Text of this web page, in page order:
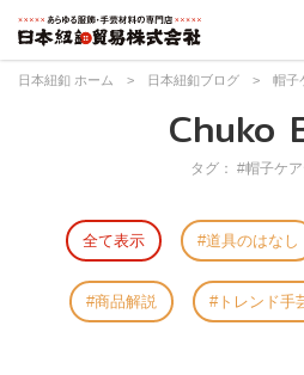
日本紐釦 ホーム > 日本紐釦ブログ > 帽子
Chuko
タグ： #帽子ケ
全て表示 道具のはなし
商品解説 トレンド手